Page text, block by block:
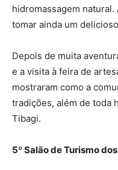
hidromassagem
tomar ainda um
Depois de muita
e a visita à feira de
mostraram como a
tradições, além de toda
Tibagi.
5º Salão de Turismo